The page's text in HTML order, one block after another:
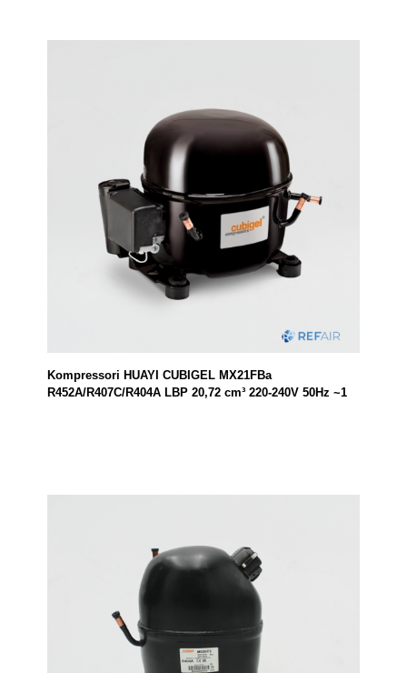
Kompressori HUAYI CUBIGEL MX21FBa
R452A/R407C/R404A LBP 20,72 cm³ 220-240V 50Hz ~1